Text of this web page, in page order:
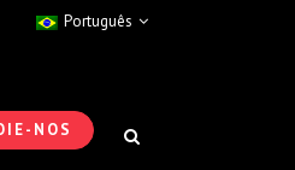
Português
NOS